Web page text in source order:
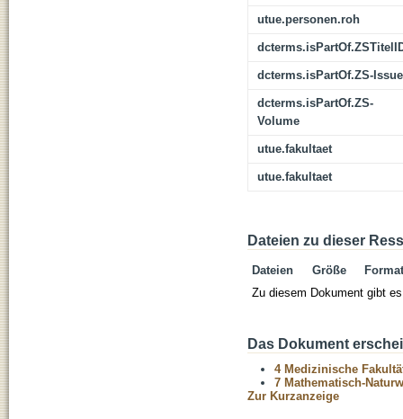
utue.personen.roh
dcterms.isPartOf.ZS-Issue
dcterms.isPartOf.ZS-
Volume
utue.fakultaet
utue.fakultaet
Dateien zu dieser
Dateien Größe
Format
Zu diesem Dokument gibt
Das Dokument
4 Medizinische
7 Mathematisch-
Zur Kurzanzeige